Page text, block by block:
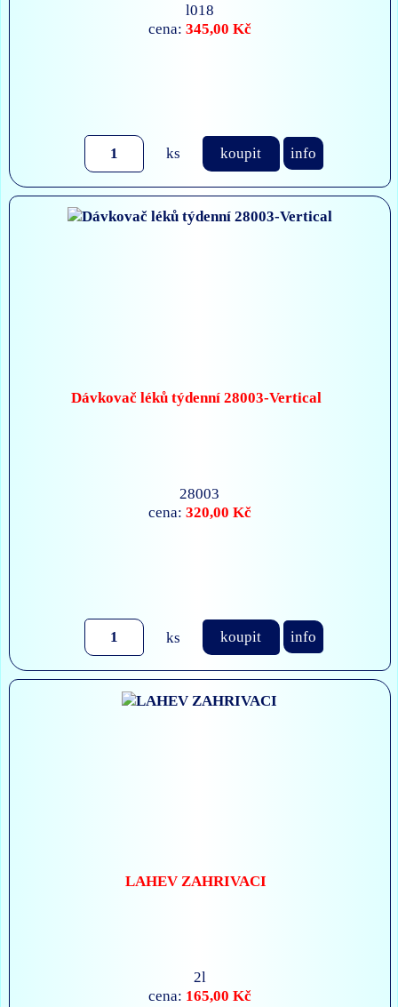
l018
cena: 345,00 Kč
ks koupit info
Dávkovač léků týdenní 28003-Vertical
28003
cena: 320,00 Kč
ks koupit info
LAHEV ZAHRIVACI
2l
cena: 165,00 Kč